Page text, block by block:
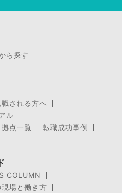
ら探す
される方へ
ル
拠点一覧
転職成功事例
COLUMN
場と働き方